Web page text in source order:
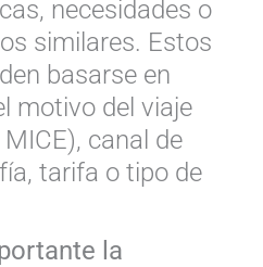
necesidades o
similares. Estos
basarse en
motivo del viaje
canal de
tarifa o tipo de
la